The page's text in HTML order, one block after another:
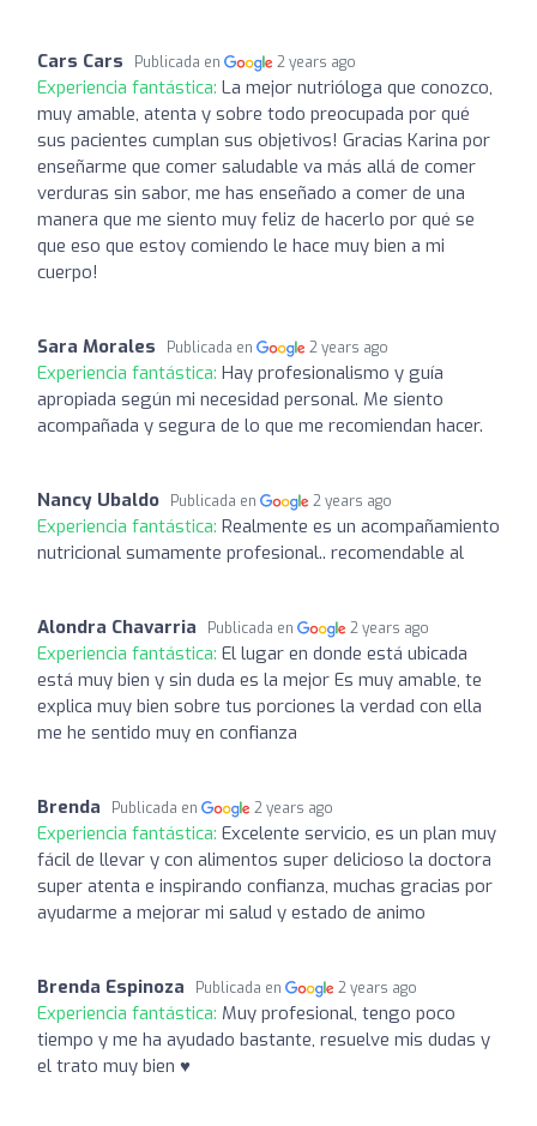
Cars Cars Publicada en 2 years ago
Experiencia fantástica: La mejor nutrióloga que conozco,
muy amable, atenta y sobre todo preocupada por qué
sus pacientes cumplan sus objetivos! Gracias Karina por
enseñarme que comer saludable va más allá de comer
verduras sin sabor, me has enseñado a comer de una
manera que me siento muy feliz de hacerlo por qué se
que eso que estoy comiendo le hace muy bien a mi
cuerpo!
Sara Morales Publicada en 2 years ago
Experiencia fantástica: Hay profesionalismo y guía
apropiada según mi necesidad personal. Me siento
acompañada y segura de lo que me recomiendan hacer.
Nancy Ubaldo Publicada en 2 years ago
Experiencia fantástica: Realmente es un acompañamiento
nutricional sumamente profesional.. recomendable al
Alondra Chavarria Publicada en 2 years ago
Experiencia fantástica: El lugar en donde está ubicada
está muy bien y sin duda es la mejor Es muy amable, te
explica muy bien sobre tus porciones la verdad con ella
me he sentido muy en confianza
Brenda Publicada en 2 years ago
Experiencia fantástica: Excelente servicio, es un plan muy
fácil de llevar y con alimentos super delicioso la doctora
super atenta e inspirando confianza, muchas gracias por
ayudarme a mejorar mi salud y estado de animo
Brenda Espinoza Publicada en 2 years ago
Experiencia fantástica: Muy profesional, tengo poco
tiempo y me ha ayudado bastante, resuelve mis dudas y
el trato muy bien ♥️